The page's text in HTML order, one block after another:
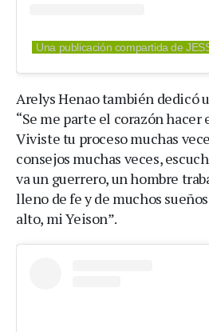
Una publicación compartida de
Arelys Henao también dedicó
“Se me parte el corazón hacer
Viviste tu proceso muchas
consejos muchas veces,
va un guerrero, un hombre
lleno de fe y de muchos
alto, mi Yeison”.